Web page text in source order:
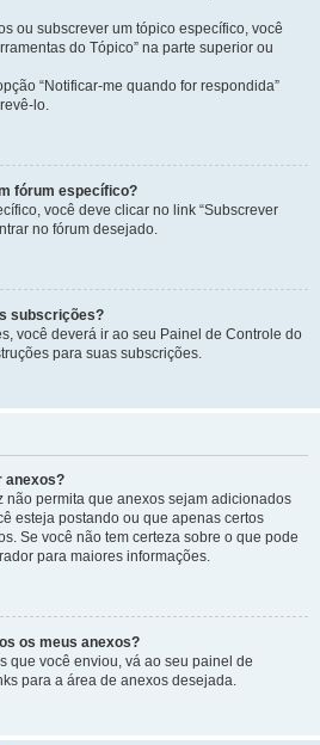
ou subscrever um tópico específico, você
do Tópico” na parte superior ou
“Notificar-me quando for respondida”
lo.
fórum específico?
você deve clicar no link “Subscrever
no fórum desejado.
subscrições?
você deverá ir ao seu Painel de Controle do
para suas subscrições.
anexos?
não permita que anexos sejam adicionados
esteja postando ou que apenas certos
Se você não tem certeza sobre o que pode
para maiores informações.
os meus anexos?
que você enviou, vá ao seu painel de
para a área de anexos desejada.